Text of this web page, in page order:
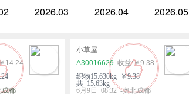
2026.03 2026.04 2026.05
14.24
成都
小草屋
A30016629
￥9.38
织物15.630kg ￥9.38
共 15.63kg
6月9日 08:32 -奥北成都